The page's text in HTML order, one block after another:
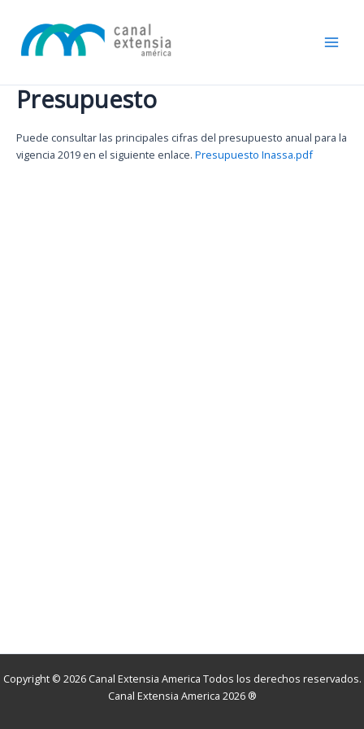
contenido
Presupuesto
Puede consultar las principales cifras del presupuesto anual para la
vigencia 2019 en el siguiente enlace. Presupuesto Inassa.pdf
Copyright © 2026 Canal Extensia America Todos los derechos reservados.
Canal Extensia America 2026 ®